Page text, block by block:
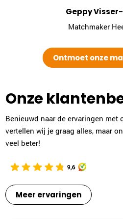
Ontmoet onze
Onze
Benieuwd naar de ervaringen met
vertellen wij je graag alles, maar
veel beter!
Meer ervaringen
Gerdien
Enschede
053-2032008
Plan
Sonja
Zwolle
038-2022006
Purmerend
0299-700204